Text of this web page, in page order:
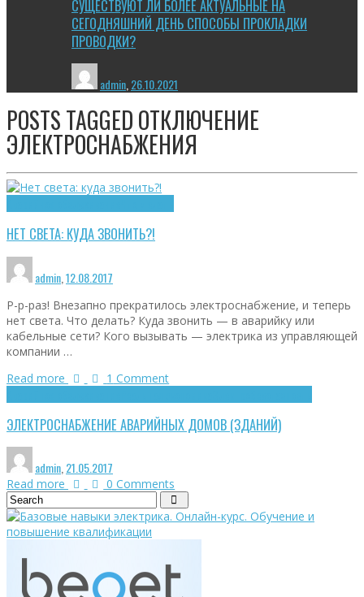
СУЩЕСТВУЮТ ЛИ БОЛЕЕ АКТУАЛЬНЫЕ НА
СЕГОДНЯШНИЙ ДЕНЬ СПОСОБЫ ПРОКЛАДКИ
ПРОВОДКИ?
admin,26.10.2021
POSTS TAGGEDОТКЛЮЧЕНИЕ
ЭЛЕКТРОСНАБЖЕНИЯ
НЕТ СВЕТА: КУДА ЗВОНИТЬ?!
admin 12.08.2017
Р-р-раз! Внезапно прекратилось электроснабжение, и теперь
нет света. Что делать? Куда звонить — в аварийку или
кабельные сети? Кого вызывать — электрика из управляющей
компании …
Read more
1 Comment
ЭЛЕКТРОСНАБЖЕНИЕ АВАРИЙНЫХ ДОМОВ (ЗДАНИЙ)
admin,21.05.2017
Read more 0 Comments